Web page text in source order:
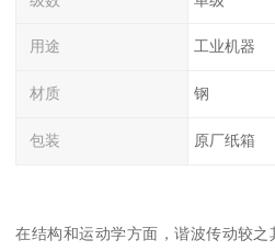
用途 工业机器
材质 钢
包装 原厂纸箱
在结构和运动学方面，谐波传动较